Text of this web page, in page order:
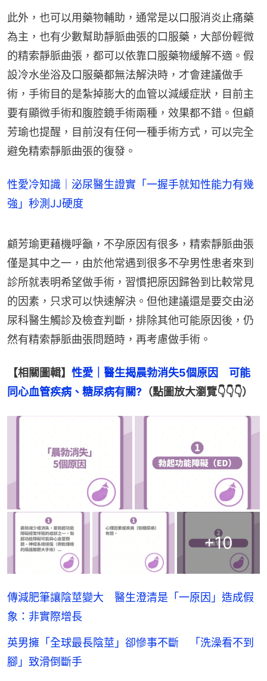
此外，也可以用藥物輔助，通常是以口服消炎止痛藥
為主，也有少數幫助靜脈曲張的口服藥，大部份輕微
的精索靜脈曲張，都可以依靠口服藥物緩解不適。假
設冷水坐浴及口服藥都無法解決時，才會建議做手
術，手術目的是紮掉膨大的血管以減緩症狀，目前主
要有顯微手術和腹腔鏡手術兩種，效果都不錯。但顧
芳瑜也提醒，目前沒有任何一種手術方式，可以完全
避免精索靜脈曲張的復發。
性愛冷知識｜泌尿醫生證實「一握手就知性能力有幾
強」秒測JJ硬度
顧芳瑜更藉機呼籲，不孕原因有很多，精索靜脈曲張
僅是其中之一，由於他常遇到很多不孕男性患者來到
診所就表明希望做手術，習慣把原因歸咎到比較常見
的因素，只求可以快速解決。但他建議還是要交由泌
尿科醫生觸診及檢查判斷，排除其他可能原因後，仍
然有精索靜脈曲張問題時，再考慮做手術。
【相關圖輯】 性愛｜醫生揭晨勃消失5個原因　可能
同心血管疾病、糖尿病有關? （點圖放大瀏覽👇👇👇）
+10
傳減肥筆讓陰莖變大 醫生澄清是「一原因」造成假
象：非實際增長
英男擁「全球最長陰莖」卻慘事不斷 「洗澡看不到
腳」致滑倒斷手